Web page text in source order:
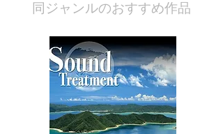
​同ジャンルのおすすめ作品